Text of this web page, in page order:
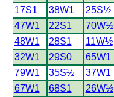
17S1
38W1 25S½
47W1
22S1 70W½
48W1
28S1 11W½
32W1
29S0 65W1
79W1
35S½ 37W1
67W1
68S1 26W½